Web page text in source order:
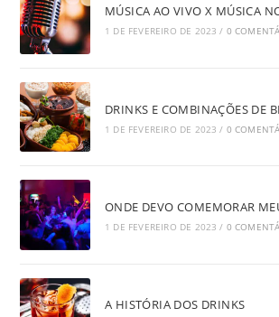
MÚSICA AO VIVO X MÚSICA
1 DE FEVEREIRO DE 2023 / 0
DRINKS E COMBINAÇÕES DE
1 DE FEVEREIRO DE 2023 / 0
ONDE DEVO COMEMORAR
1 DE FEVEREIRO DE 2023 / 0
A HISTÓRIA DOS DRINKS